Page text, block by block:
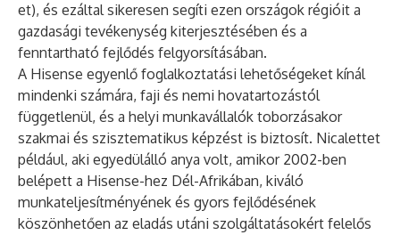
et), és ezáltal sikeresen segíti ezen országok régióit a
gazdasági tevékenység kiterjesztésében és a
fenntartható fejlődés felgyorsításában.
A Hisense egyenlő foglalkoztatási lehetőségeket kínál
mindenki számára, faji és nemi hovatartozástól
függetlenül, és a helyi munkavállalók toborzásakor
szakmai és szisztematikus képzést is biztosít. Nicalettet
például, aki egyedülálló anya volt, amikor 2002-ben
belépett a Hisense-hez Dél-Afrikában, kiváló
munkateljesítményének és gyors fejlődésének
köszönhetően az eladás utáni szolgáltatásokért felelős